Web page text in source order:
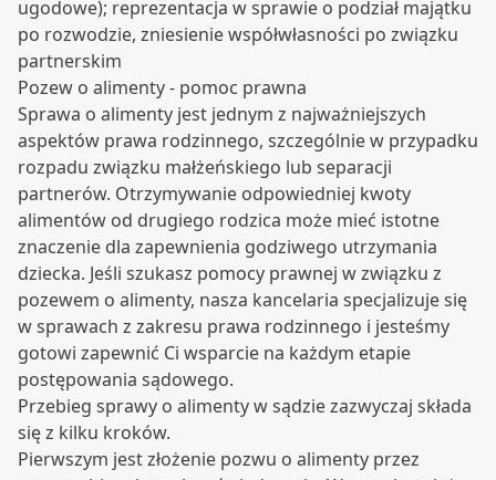
ugodowe); reprezentacja w sprawie o podział majątku
po rozwodzie, zniesienie współwłasności po związku
partnerskim
Pozew o alimenty - pomoc prawna
Sprawa o alimenty jest jednym z najważniejszych
aspektów prawa rodzinnego, szczególnie w przypadku
rozpadu związku małżeńskiego lub separacji
partnerów. Otrzymywanie odpowiedniej kwoty
alimentów od drugiego rodzica może mieć istotne
znaczenie dla zapewnienia godziwego utrzymania
dziecka. Jeśli szukasz pomocy prawnej w związku z
pozewem o alimenty, nasza kancelaria specjalizuje się
w sprawach z zakresu prawa rodzinnego i jesteśmy
gotowi zapewnić Ci wsparcie na każdym etapie
postępowania sądowego.
Przebieg sprawy o alimenty w sądzie zazwyczaj składa
się z kilku kroków.
Pierwszym jest złożenie pozwu o alimenty przez